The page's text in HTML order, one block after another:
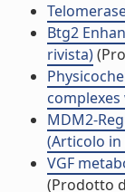
Btg2
rivista)
MDM2-
(Articolo
VGF
(Prodotto